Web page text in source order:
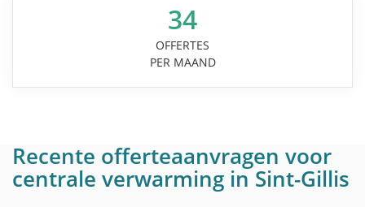
34
OFFERTES
PER MAAND
Recente offerteaanvragen voor
centrale verwarming in Sint-Gillis